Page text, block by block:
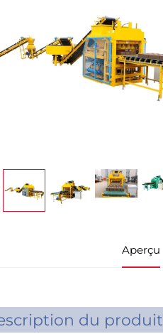
Aperçu
du produit